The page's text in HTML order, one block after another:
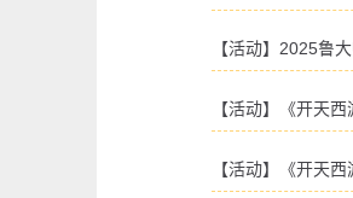
【活动】2025鲁
【活动】《开天
【活动】《开天